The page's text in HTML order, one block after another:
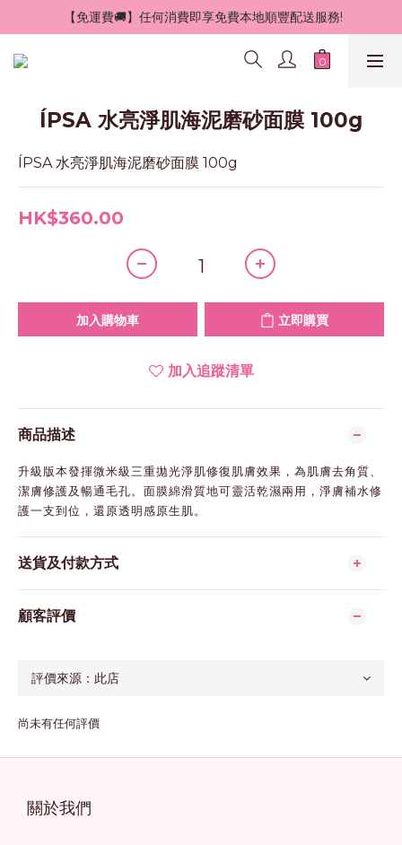
【免運費🚚】任何消費即享免費本地順豐配送服務!
ÍPSA 水亮淨肌海泥磨砂面膜 100g
ÍPSA 水亮淨肌海泥磨砂面膜 100g
HK$360.00
加入購物車 立即購買
加入追蹤清單
商品描述
升級版本發揮微米級三重拋光淨肌修復肌膚效果，為肌膚去角質、
潔膚修護及暢通毛孔。面膜綿滑質地可靈活乾濕兩用，淨膚補水修
護一支到位，還原透明感原生肌。
送貨及付款方式
顧客評價
尚未有任何評價
關於我們